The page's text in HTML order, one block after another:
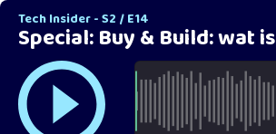
Tech Insider - S2 / E14